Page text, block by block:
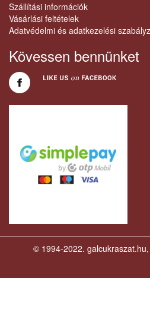
Szállítási információk
Vásárlási feltételek
Adatvédelmi és adatkezelési
Kövessen bennünket
© 1994-2022.